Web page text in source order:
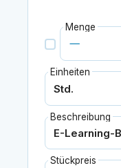
Menge
Einheiten
Beschreibung
Stückpreis